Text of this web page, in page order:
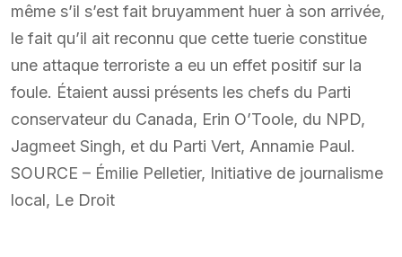
même s’il s’est fait bruyamment huer à son arrivée,
le fait qu’il ait reconnu que cette tuerie constitue
une attaque terroriste a eu un effet positif sur la
foule. Étaient aussi présents les chefs du Parti
conservateur du Canada, Erin O’Toole, du NPD,
Jagmeet Singh, et du Parti Vert, Annamie Paul.
SOURCE – Émilie Pelletier, Initiative de journalisme
local, Le Droit